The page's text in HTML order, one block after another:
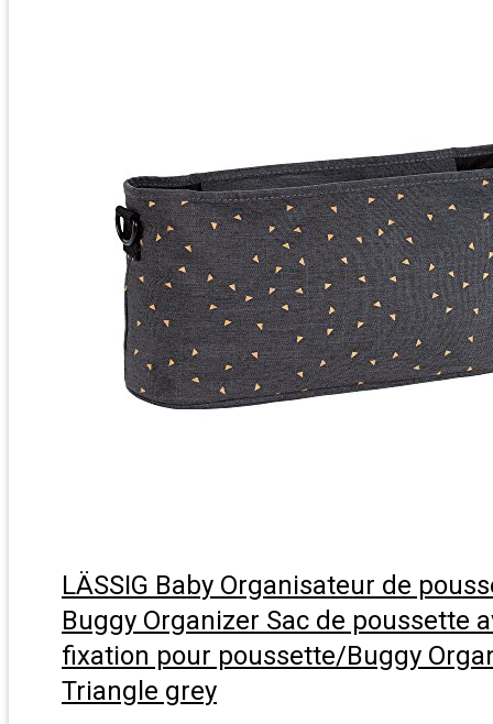
LÄSSIG Baby Organisateur de
Buggy Organizer Sac de poussette
fixation pour poussette/Buggy
Triangle grey